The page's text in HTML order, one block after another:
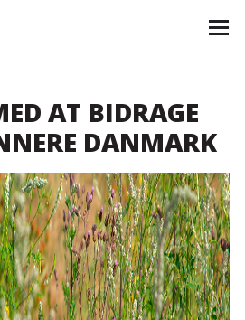
AT BIDRAGE
DANMARK